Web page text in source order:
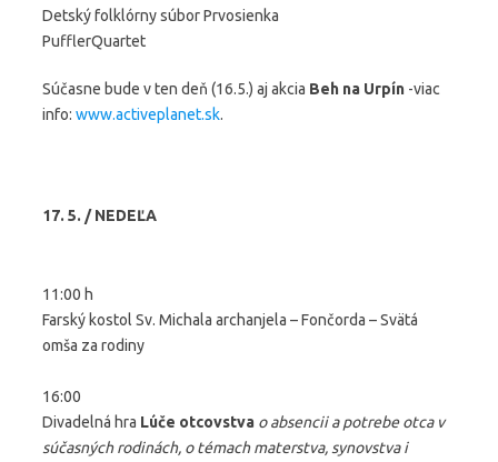
Detský folklórny súbor Prvosienka
PufflerQuartet
Súčasne bude v ten deň (16.5.) aj akcia Beh na Urpín -viac
info: www.activeplanet.sk.
17. 5. / NEDEĽA
11:00 h
Farský kostol Sv. Michala archanjela – Fončorda – Svätá
omša za rodiny
16:00
Divadelná hra Lúče otcovstva o absencii a potrebe otca v
súčasných rodinách, o témach materstva, synovstva i